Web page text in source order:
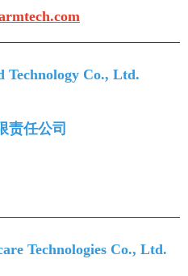
Technology Co., Ltd.
责任公司
Technologies Co., Ltd.